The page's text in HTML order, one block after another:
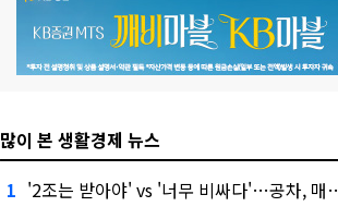
많이 본 생활경제 뉴스
1 '2조는 받아야' vs '너무 비싸다'…공차, 매각 성공할까